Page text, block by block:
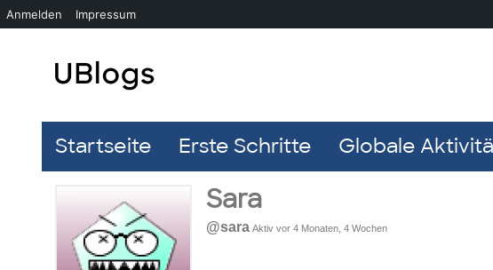
Startseite Erste Schritte Globale
Sara
@sara Aktiv vor 4 Monaten, 4 Wochen
Anmelden Impressum